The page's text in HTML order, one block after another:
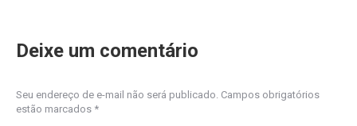
Deixe um comentário
Seu endereço de e-mail não será publicado. Campos obrigatórios
estão marcados *